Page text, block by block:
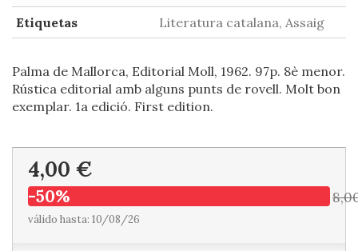
Etiquetas
Literatura catalana, Assaig
Palma de Mallorca, Editorial Moll, 1962. 97p. 8è menor.
Rústica editorial amb alguns punts de rovell. Molt bon
exemplar. 1a edició. First edition.
4,00 €
-50%
válido hasta: 10/08/26